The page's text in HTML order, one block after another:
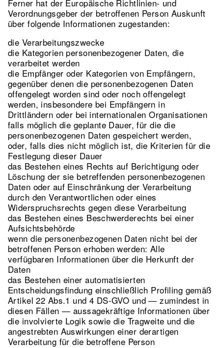
Ferner hat der Europäische Richtlinien- und
Verordnungsgeber der betroffenen Person Auskunft
über folgende Informationen zugestanden:
die Verarbeitungszwecke
die Kategorien personenbezogener Daten, die
verarbeitet werden
die Empfänger oder Kategorien von Empfängern,
gegenüber denen die personenbezogenen Daten
offengelegt worden sind oder noch offengelegt
werden, insbesondere bei Empfängern in
Drittländern oder bei internationalen Organisationen
falls möglich die geplante Dauer, für die die
personenbezogenen Daten gespeichert werden,
oder, falls dies nicht möglich ist, die Kriterien für die
Festlegung dieser Dauer
das Bestehen eines Rechts auf Berichtigung oder
Löschung der sie betreffenden personenbezogenen
Daten oder auf Einschränkung der Verarbeitung
durch den Verantwortlichen oder eines
Widerspruchsrechts gegen diese Verarbeitung
das Bestehen eines Beschwerderechts bei einer
Aufsichtsbehörde
wenn die personenbezogenen Daten nicht bei der
betroffenen Person erhoben werden: Alle
verfügbaren Informationen über die Herkunft der
Daten
das Bestehen einer automatisierten
Entscheidungsfindung einschließlich Profiling gemäß
Artikel 22 Abs.1 und 4 DS-GVO und — zumindest in
diesen Fällen — aussagekräftige Informationen über
die involvierte Logik sowie die Tragweite und die
angestrebten Auswirkungen einer derartigen
Verarbeitung für die betroffene Person